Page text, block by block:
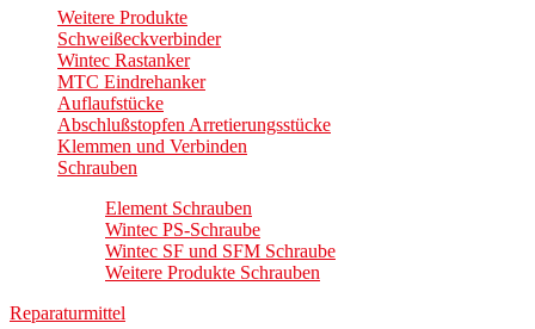
Weitere Produkte
Schweißeckverbinder
Wintec Rastanker
MTC Eindrehanker
Auflaufstücke
Abschlußstopfen Arretierungsstücke
Klemmen und Verbinden
Schrauben
Element Schrauben
Wintec PS-Schraube
Wintec SF und SFM Schraube
Weitere Produkte Schrauben
Reparaturmittel